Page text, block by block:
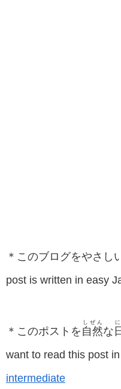
＊このブログをやさし
post is written in easy
＊このポストを 自然
しぜん
な
want to read this post
intermediate